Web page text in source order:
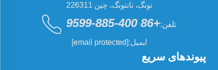
پیوندهای سریع
تونگ، نانتونگ، چین 226311
تلفن:+86 400-885-9599
ایمیل:[email protected]